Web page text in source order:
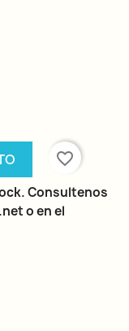
favorite_border
Consultenos
o en el